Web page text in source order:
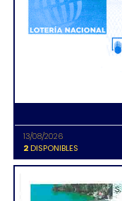
13/08/2026
2DISPONIBLES